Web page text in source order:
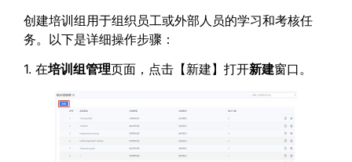
创建培训组用于组织员工或外部人员的学习和考核任
务。以下是详细操作步骤：
1. 在培训组管理页面，点击【新建】打开新建窗口。